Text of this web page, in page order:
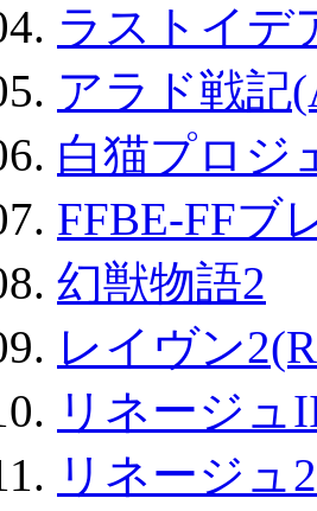
ラストイデ
アラド戦記
白猫プロジ
FFBE-FFブ
幻獣物語2
レイヴン
リネージュ
リネージュ